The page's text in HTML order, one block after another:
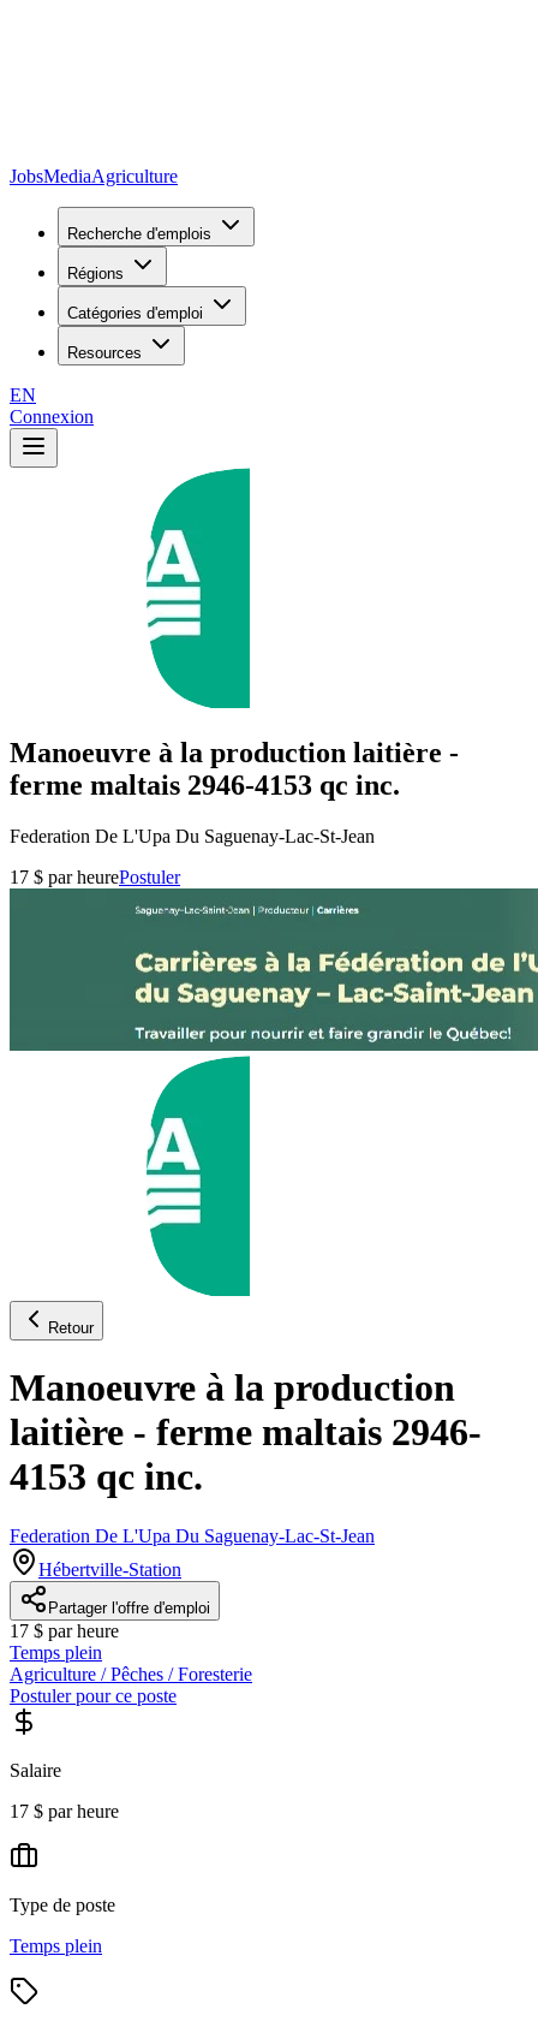
JobsMediaAgriculture
Recherche d'emplois
Régions
Catégories d'emploi
Resources
EN
Connexion
Manoeuvre à la production laitière -
ferme maltais 2946-4153 qc inc.
Federation De L'Upa Du Saguenay-Lac-St-Jean
17 $ par heurePostuler
Retour
Manoeuvre à la production
laitière - ferme maltais 2946-
4153 qc inc.
Federation De L'Upa Du Saguenay-Lac-St-Jean
Hébertville-Station
Partager l'offre d'emploi
17 $ par heure
Temps plein
Agriculture / Pêches / Foresterie
Postuler pour ce poste
Salaire
17 $ par heure
Type de poste
Temps plein